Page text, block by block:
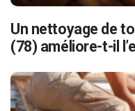
Un nettoyage de
(78) améliore-t-il